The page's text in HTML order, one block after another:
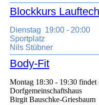
Blockkurs
Dienstag 19:00 - 20:00
Sportplatz
Nils Stübner
Body-Fit
Montag 18:30 - 19:30 findet
Dorfgemeinschaftshaus
Birgit Bauschke-Griesbaum